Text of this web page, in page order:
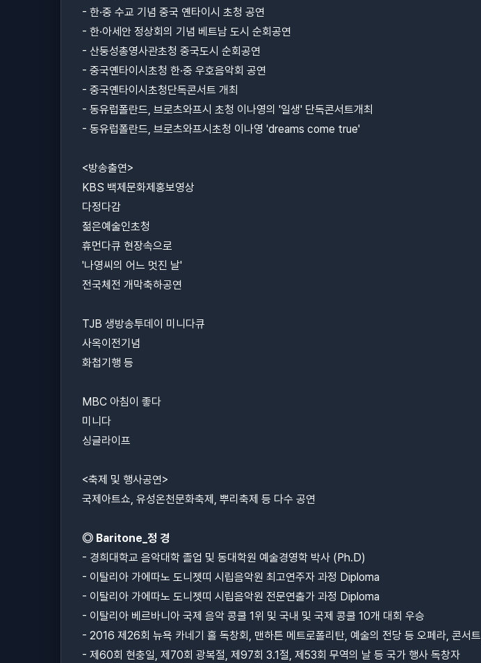
- 한·중 수교 기념 중국 옌타이시 초청 공연
- 한·아세안 정상회의 기념 베트남 도시 순회공연
- 산둥성총영사관초청 중국도시 순회공연
- 중국옌타이시초청 한·중 우호음악회 공연
- 중국옌타이시초청단독콘서트 개최
- 동유럽폴란드 브로츠와프시 초청 이나영의 '일생' 단독콘서트개최
- 동유럽폴란드 브로츠와프시초청 이나영 'dreams come true'
<방송출연>
KBS 백제문화제홍보영상
다정다감
젊은예술인초청
휴먼다큐 현장속으로
'나영씨의 어느 멋진 날'
전국체전 개막축하공연
TJB 생방송투데이 미니다큐
사옥이전기념
화첩기행 등
MBC 아침이 좋다
미니다
싱글라이프
<축제 및 행사공연>
국제아트쇼 유성온천문화축제 뿌리축제 등 다수 공연
◎ Baritone_ 정 경
- 경희대학교 음악대학 졸업 및 동대학원 예술경영학 박사 (Ph.D)
- 이탈리아 가에따노 도니젯띠 시립음악원 최고연주자 과정 Diploma
- 이탈리아 가에따노 도니젯띠 시립음악원 전문연출가 과정 Diploma
- 이탈리아 베르바니아 국제 음악 콩쿨 1위 및 국내 및 국제 콩쿨 10개 대회 우승
- 2016 제26회 뉴욕 카네기 홀 독창회 맨하튼 메트로폴리탄 예술의 전당 등 오페라 콘서트
- 제60회 현충일 제70회 광복절 제97회 3.1절 제53회 무역의 날 등 국가 행사 독창자